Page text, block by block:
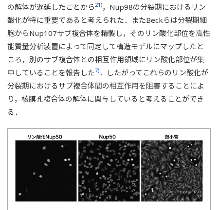
の解体が遅延したことから 21)，Nup98の分裂期におけるリン
酸化が特に重要であると考えられた．またBeckらは分裂期細
胞からNup107サブ複合体を精製し，そのリン酸化部位を高性
能質量分析装置によって同定して構造モデルにマップしたと
ころ，別のサブ複合体との相互作用領域にリン酸化部位が集
中していることを報告した7)．したがってこれらのリン酸化が
分裂期におけるサブ複合体間の相互作用を阻害することによ
り，核膜孔複合体の解体に関与していると考えることができ
る．